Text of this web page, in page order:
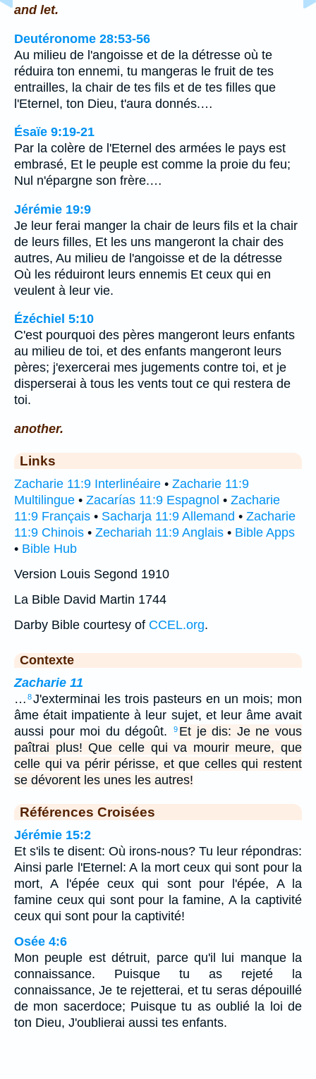
and let.
Deutéronome 28:53-56
Au milieu de l'angoisse et de la détresse où te
réduira ton ennemi, tu mangeras le fruit de tes
entrailles, la chair de tes fils et de tes filles que
l'Eternel, ton Dieu, t'aura donnés.…
Ésaïe 9:19-21
Par la colère de l'Eternel des armées le pays est
embrasé, Et le peuple est comme la proie du feu;
Nul n'épargne son frère.…
Jérémie 19:9
Je leur ferai manger la chair de leurs fils et la chair
de leurs filles, Et les uns mangeront la chair des
autres, Au milieu de l'angoisse et de la détresse
Où les réduiront leurs ennemis Et ceux qui en
veulent à leur vie.
Ézéchiel 5:10
C'est pourquoi des pères mangeront leurs enfants
au milieu de toi, et des enfants mangeront leurs
pères; j'exercerai mes jugements contre toi, et je
disperserai à tous les vents tout ce qui restera de
toi.
another.
Links
Zacharie 11:9 Interlinéaire • Zacharie 11:9
Multilingue • Zacarías 11:9 Espagnol • Zacharie
11:9 Français • Sacharja 11:9 Allemand • Zacharie
11:9 Chinois • Zechariah 11:9 Anglais • Bible Apps
• Bible Hub
Version Louis Segond 1910
La Bible David Martin 1744
Darby Bible courtesy of CCEL.org.
Contexte
Zacharie 11
… 8J'exterminai les trois pasteurs en un mois; mon
âme était impatiente à leur sujet, et leur âme avait
aussi pour moi du dégoût.
9 Et je dis: Je ne vous
paîtrai plus! Que celle qui va mourir meure, que
celle qui va périr périsse, et que celles qui restent
se dévorent les unes les autres!
Références Croisées
Jérémie 15:2
Et s'ils te disent: Où irons-nous? Tu leur répondras:
Ainsi parle l'Eternel: A la mort ceux qui sont pour la
mort, A l'épée ceux qui sont pour l'épée, A la
famine ceux qui sont pour la famine, A la captivité
ceux qui sont pour la captivité!
Osée 4:6
Mon peuple est détruit, parce qu'il lui manque la
connaissance. Puisque tu as rejeté la
connaissance, Je te rejetterai, et tu seras dépouillé
de mon sacerdoce; Puisque tu as oublié la loi de
ton Dieu, J'oublierai aussi tes enfants.